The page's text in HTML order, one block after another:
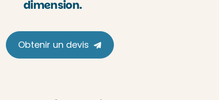
dimension.
Obtenir un devis